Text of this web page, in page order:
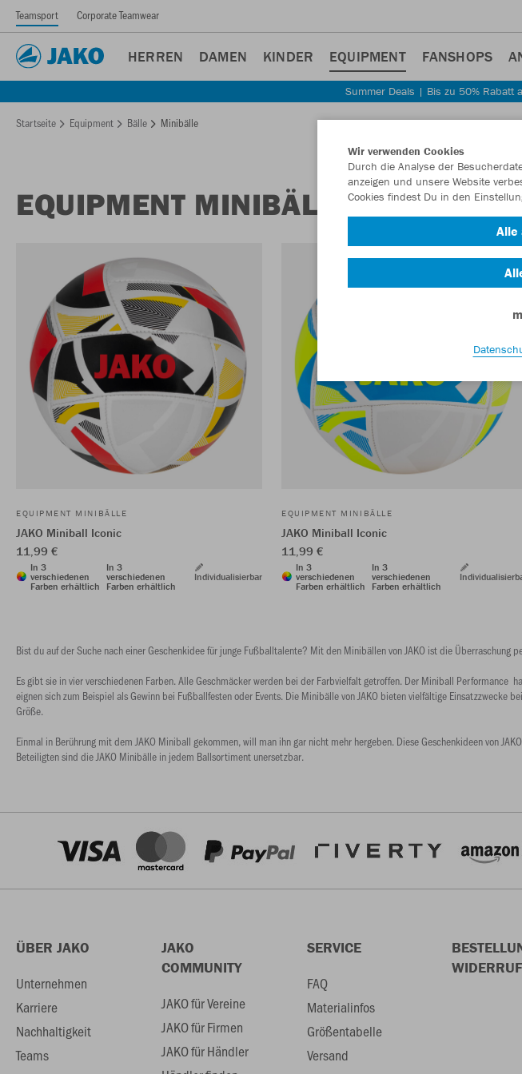
Teamsport Corporate Teamwear
HERREN DAMEN KINDER EQUIPMENT FANSHOPS
Summer Deals | Bis zu 50% Rabatt
Startseite Equipment Bälle Minibälle
EQUIPMENT MINIBÄLLE
EQUIPMENT MINIBÄLLE
JAKO Miniball Iconic
11,99 €
In 3
verschiedenen
Farben erhältlich
In 3
verschiedenen
Farben erhältlich
Individualisierbar
EQUIPMENT MINIBÄLLE
JAKO Miniball Iconic
11,99 €
In 3
verschiedenen
Farben erhältlich
In 3
verschiedenen
Farben erhältlich
Bist du auf der Suche nach einer Geschenkidee für junge Fußballtalente? Mit den Minibällen von JAKO ist die Überraschung
Es gibt sie in vier verschiedenen Farben. Alle Geschmäcker werden bei der Farbvielfalt getroffen. Der Miniball
eignen sich zum Beispiel als Gewinn bei Fußballfesten oder Events. Die Minibälle von JAKO bieten vielfältige
Größe.
Einmal in Berührung mit dem JAKO Miniball gekommen, will man ihn gar nicht mehr hergeben. Diese Geschenkideen von
Beteiligten sind die JAKO Minibälle in jedem Ballsortiment unersetzbar.
ÜBER JAKO
Unternehmen
Karriere
Nachhaltigkeit
Teams
JAKO
COMMUNITY
JAKO für Vereine
JAKO für Firmen
JAKO für Händler
SERVICE
FAQ
Materialinfos
Größentabelle
Versand
Wir verwenden Cookies
Durch die Analyse der
anzeigen und unsere Website
Cookies findest Du in den
Alle